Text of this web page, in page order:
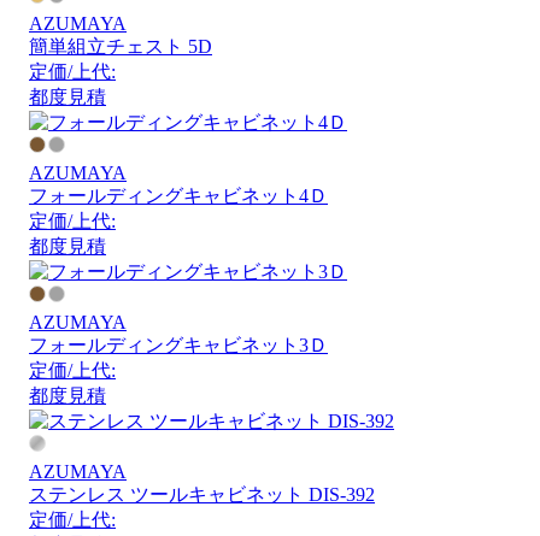
AZUMAYA
簡単組立チェスト 5D
定価/上代:
都度見積
AZUMAYA
フォールディングキャビネット4Ｄ
定価/上代:
都度見積
AZUMAYA
フォールディングキャビネット3Ｄ
定価/上代:
都度見積
AZUMAYA
ステンレス ツールキャビネット DIS-392
定価/上代: